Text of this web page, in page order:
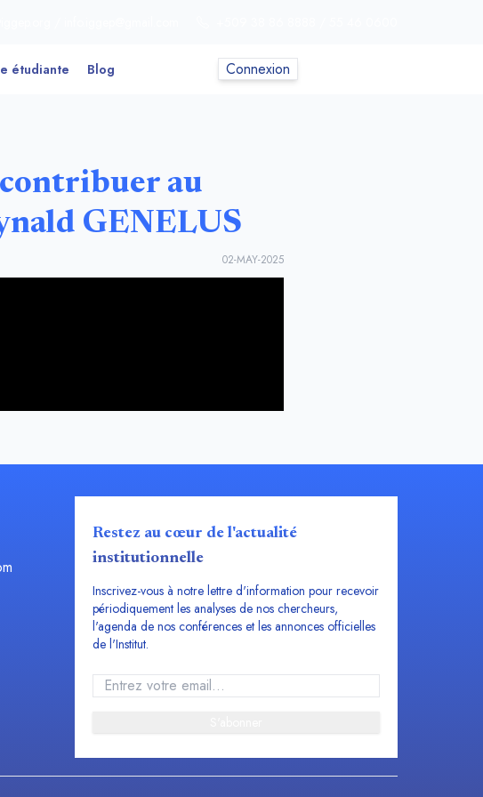
étudiante Blog Connexion
au
GENELUS
02-MAY-2025
Restez au cœur de l'actualité
institutionnelle
Inscrivez-vous à notre lettre d'information pour recevoir
périodiquement les analyses de nos chercheurs,
l'agenda de nos conférences et les annonces officielles
de l'Institut.